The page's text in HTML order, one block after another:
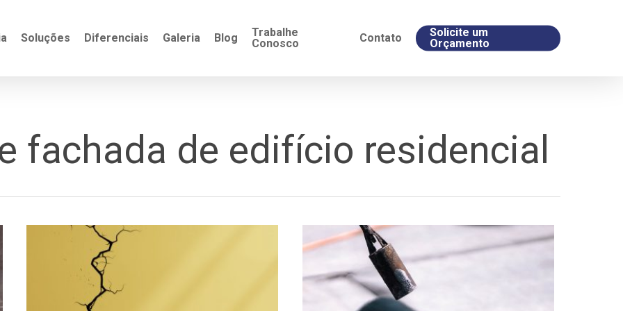
Soluções Diferenciais Galeria Blog
Trabalhe
Conosco
Contato
Solicite um
Orçamento
fachada de edifício residencial